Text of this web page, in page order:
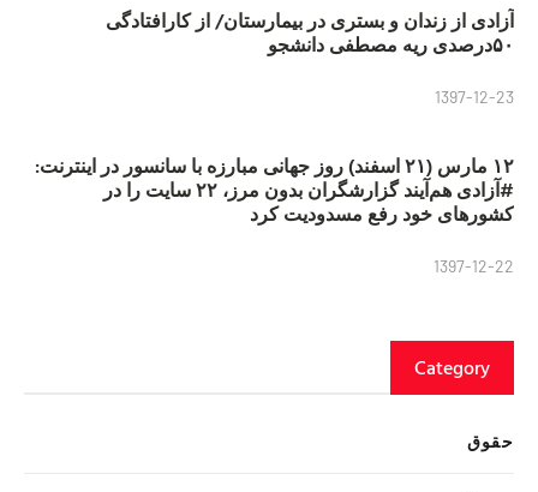
آزادی از زندان و بستری در بیمارستان/ از کارافتادگی
۵۰درصدی ریه مصطفی دانشجو
1397-12-23
۱۲ مارس (۲۱ اسفند) روز جهانی مبارزه با سانسور در اینترنت:
#آزادی هم‌آیند گزارشگران‌ بدون مرز، ۲۲ سایت را در
کشورهای خود رفع مسدودیت کرد
1397-12-22
Category
حقوق